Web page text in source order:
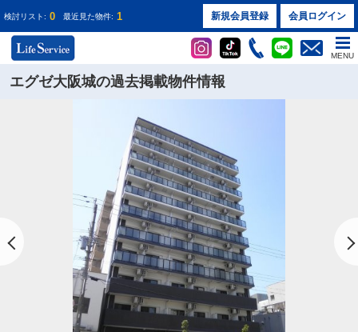
検討リスト: 0 最近見た物件: 1 新規会員登録 会員ログイン
MENU
エグゼ大阪城の過去掲載物件情報